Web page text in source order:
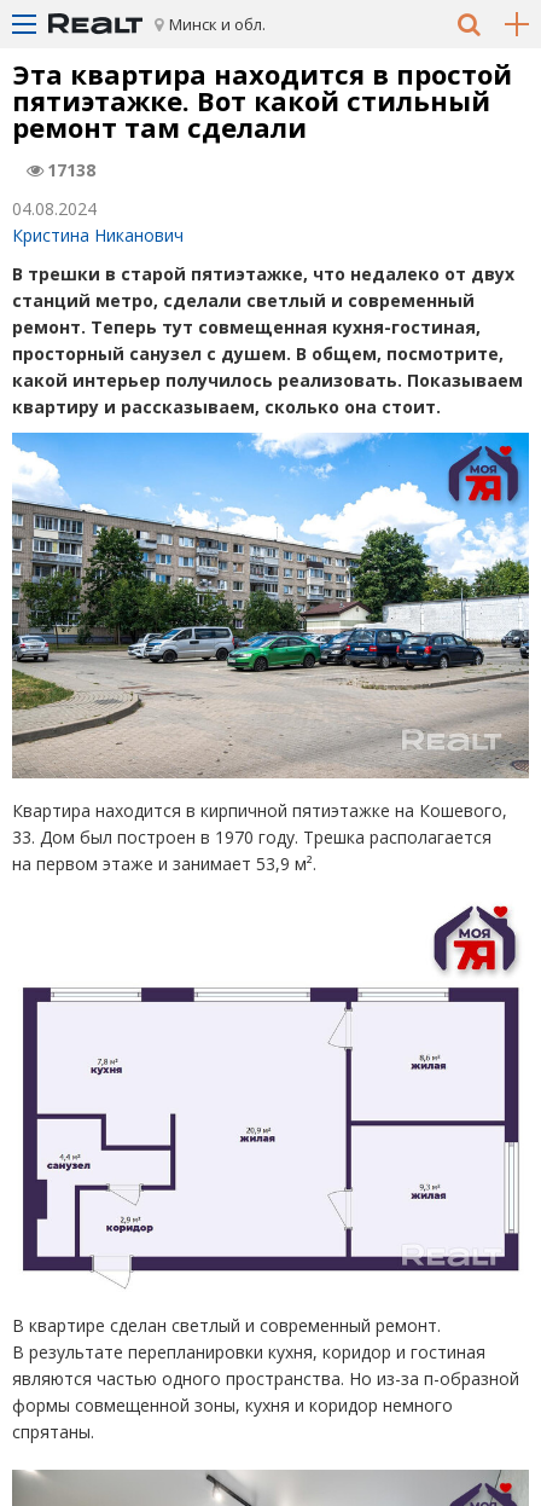
Минск и обл.
Эта квартира находится в простой
пятиэтажке. Вот какой стильный
ремонт там сделали
17138
04.08.2024
Кристина Никанович
В трешки в старой пятиэтажке, что недалеко от двух
станций метро, сделали светлый и современный
ремонт. Теперь тут совмещенная кухня-гостиная,
просторный санузел с душем. В общем, посмотрите,
какой интерьер получилось реализовать. Показываем
квартиру и рассказываем, сколько она стоит.
Квартира находится в кирпичной пятиэтажке на Кошевого,
33. Дом был построен в 1970 году. Трешка располагается
на первом этаже и занимает 53,9 м².
В квартире сделан светлый и современный ремонт.
В результате перепланировки кухня, коридор и гостиная
являются частью одного пространства. Но из-за п-образной
формы совмещенной зоны, кухня и коридор немного
спрятаны.